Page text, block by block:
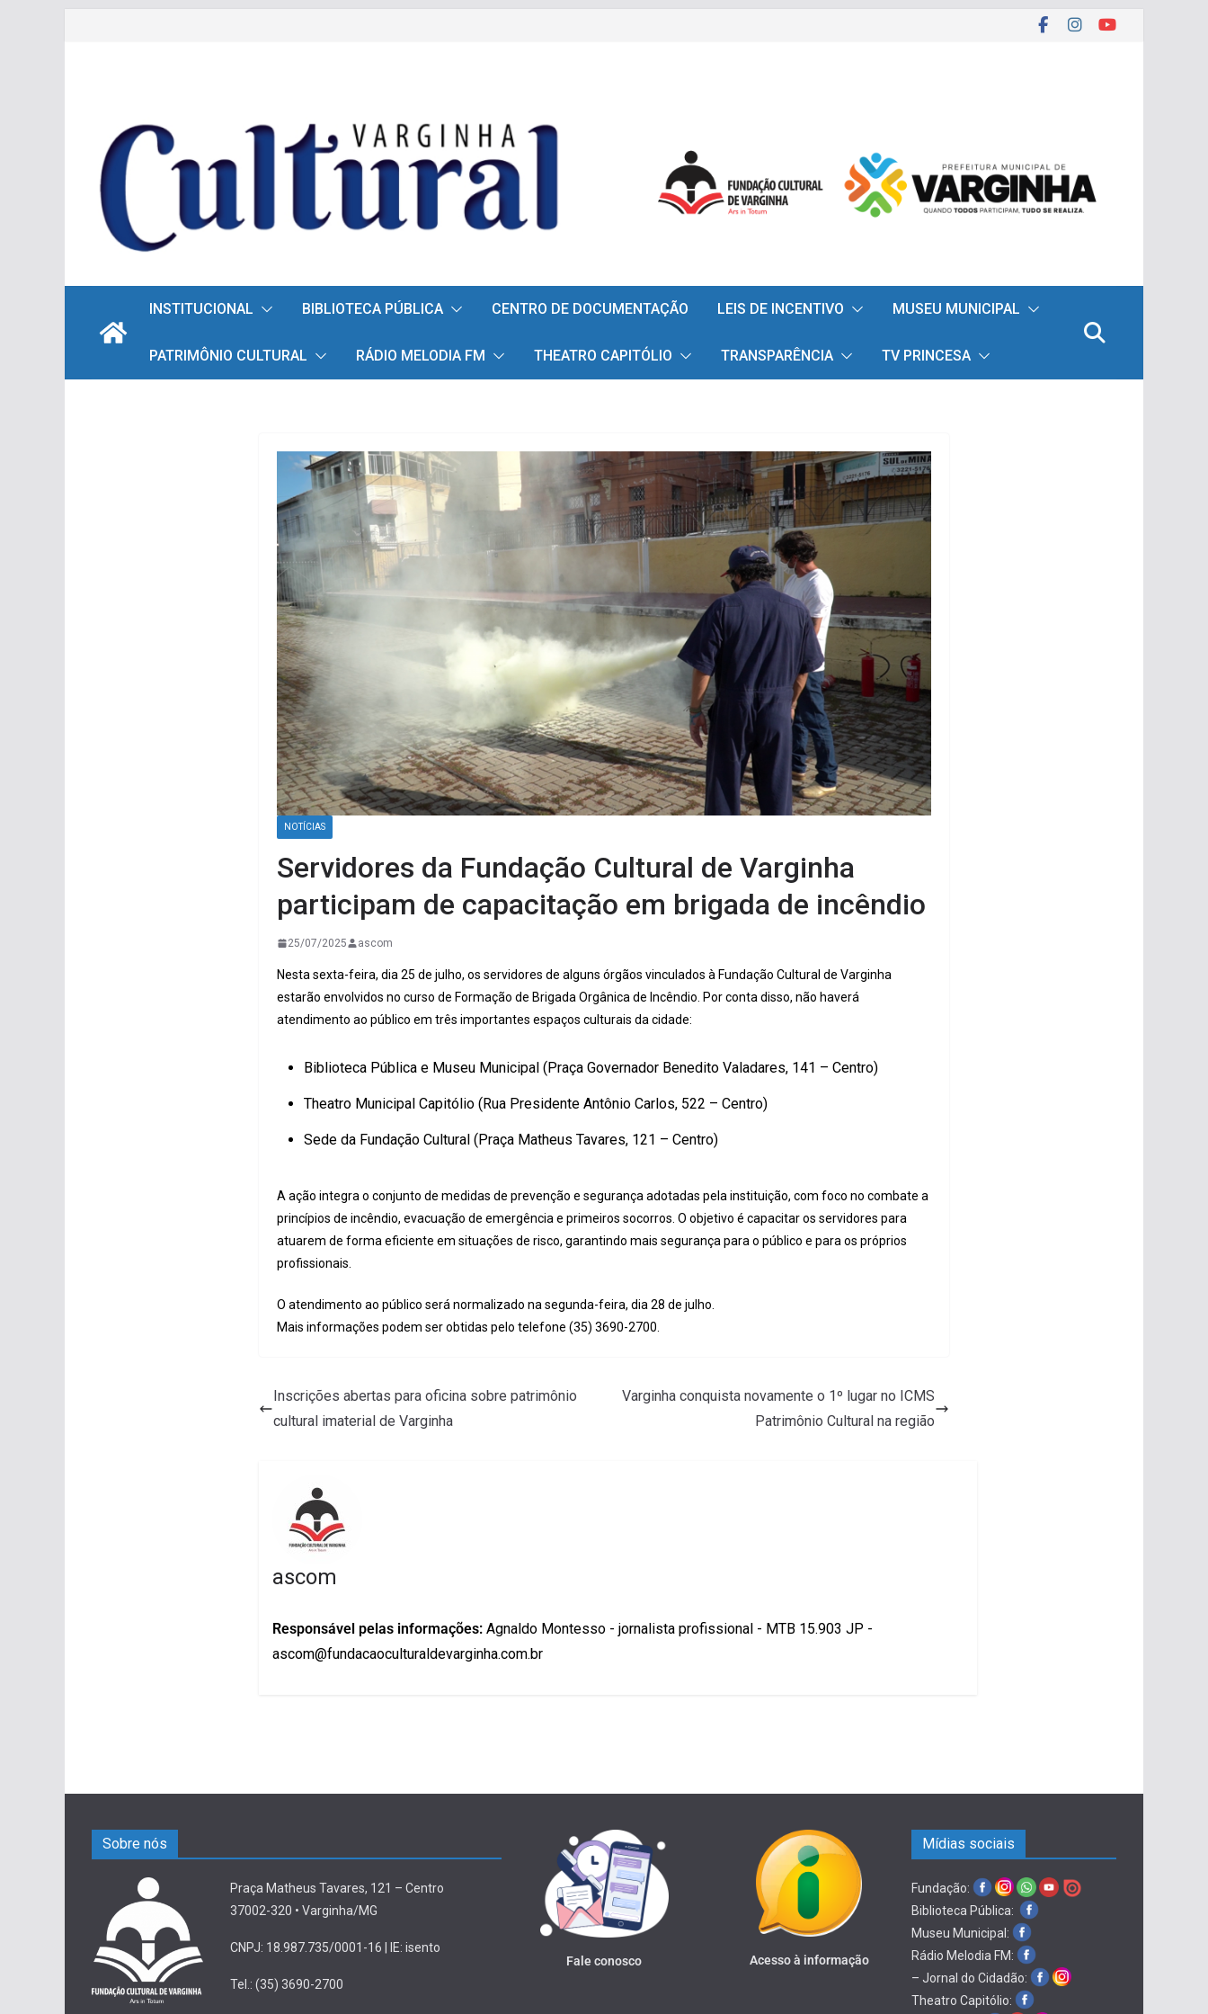
INSTITUCIONAL BIBLIOTECA PÚBLICA CENTRO DE DOCUMENTAÇÃO LEIS DE INCENTIVO MUSEU MUNICIPAL
PATRIMÔNIO CULTURAL RÁDIO MELODIA FM THEATRO CAPITÓLIO TRANSPARÊNCIA TV PRINCESA
NOTÍCIAS
Servidores da Fundação Cultural de Varginha
participam de capacitação em brigada de incêndio
25/07/2025 ascom
Nesta sexta-feira, dia 25 de julho, os servidores de alguns órgãos vinculados à Fundação Cultural de Varginha
estarão envolvidos no curso de Formação de Brigada Orgânica de Incêndio. Por conta disso, não haverá
atendimento ao público em três importantes espaços culturais da cidade:
Biblioteca Pública e Museu Municipal (Praça Governador Benedito Valadares, 141 – Centro)
Theatro Municipal Capitólio (Rua Presidente Antônio Carlos, 522 – Centro)
Sede da Fundação Cultural (Praça Matheus Tavares, 121 – Centro)
A ação integra o conjunto de medidas de prevenção e segurança adotadas pela instituição, com foco no combate a
princípios de incêndio, evacuação de emergência e primeiros socorros. O objetivo é capacitar os servidores para
atuarem de forma eficiente em situações de risco, garantindo mais segurança para o público e para os próprios
profissionais.
O atendimento ao público será normalizado na segunda-feira, dia 28 de julho.
Mais informações podem ser obtidas pelo telefone (35) 3690-2700.
Inscrições abertas para oficina sobre patrimônio
cultural imaterial de Varginha
Varginha conquista novamente o 1º lugar no ICMS
Patrimônio Cultural na região
ascom
Responsável pelas informações: Agnaldo Montesso - jornalista profissional - MTB 15.903 JP -
ascom@fundacaoculturaldevarginha.com.br
Sobre nós
Praça Matheus Tavares, 121 – Centro
37002-320 • Varginha/MG
CNPJ: 18.987.735/0001-16 | IE: isento
Tel.: (35) 3690-2700
Fale conosco Acesso à informação
Mídias sociais
Fundação:
Biblioteca Pública:
Museu Municipal:
Rádio Melodia FM:
– Jornal do Cidadão:
Theatro Capitólio: